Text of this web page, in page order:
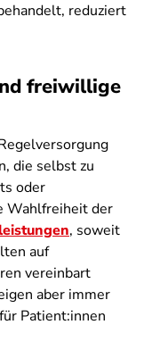
reduziert
freiwillige
die selbst zu
oder
Wahlfreiheit der
, soweit
auf
vereinbart
aber immer
Patient:innen